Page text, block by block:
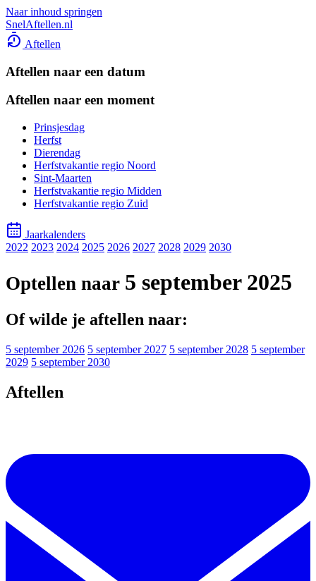
Naar inhoud springen
SnelAftellen.nl
Aftellen
Aftellen naar een datum
Aftellen naar een moment
Prinsjesdag
Herfst
Dierendag
Herfstvakantie regio Noord
Sint-Maarten
Herfstvakantie regio Midden
Herfstvakantie regio Zuid
Jaarkalenders
2022 2023 2024 2025 2026 2027 2028 2029 2030
Optellen naar 5 september 2025
Of wilde je aftellen naar:
5 september 2026 5 september 2027 5 september 2028 5 september
2029 5 september 2030
Aftellen